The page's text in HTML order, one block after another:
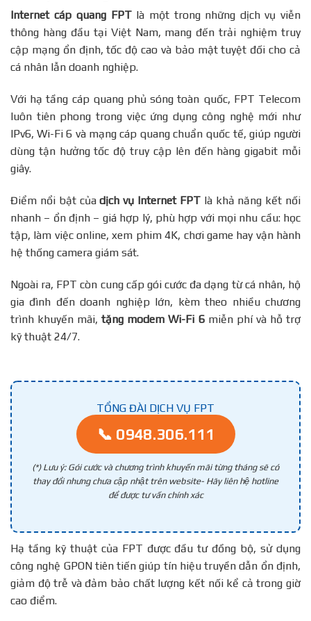
Internet cáp quang FPTlà một trong những dịch vụ viễn
thông hàng đầu tại Việt Nam, mang đến trải nghiệm truy
cập mạng ổn định, tốc độ cao và bảo mật tuyệt đối cho cả
cá nhân lẫn doanh nghiệp.
Với hạ tầng cáp quang phủ sóng toàn quốc, FPT Telecom
luôn tiên phong trong việc ứng dụng công nghệ mới như
IPv6, Wi-Fi 6 và mạng cáp quang chuẩn quốc tế, giúp người
dùng tận hưởng tốc độ truy cập lên đến hàng gigabit mỗi
giây.
Điểm nổi bật củadịch vụ Internet FPTlà khả năng kết nối
nhanh – ổn định – giá hợp lý, phù hợp với mọi nhu cầu: học
tập, làm việc online, xem phim 4K, chơi game hay vận hành
hệ thống camera giám sát.
Ngoài ra, FPT còn cung cấp gói cước đa dạng từ cá nhân, hộ
gia đình đến doanh nghiệp lớn, kèm theo nhiều chương
trình khuyến mãi, tặng modem Wi-Fi 6miễn phí và hỗ trợ
kỹ thuật 24/7.
TỔNG ĐÀI DỊCH VỤ FPT
📞 0948.306.111
(*) Lưu ý: Gói cước và chương trình khuyến mãi từng tháng sẽ có
thay đổi nhưng chưa cập nhật trên website- Hãy liên hệ hotline
để được tư vấn chính xác
Hạ tầng kỹ thuật của FPT được đầu tư đồng bộ, sử dụng
công nghệ GPON tiên tiến giúp tín hiệu truyền dẫn ổn định,
giảm độ trễ và đảm bảo chất lượng kết nối kể cả trong giờ
cao điểm.